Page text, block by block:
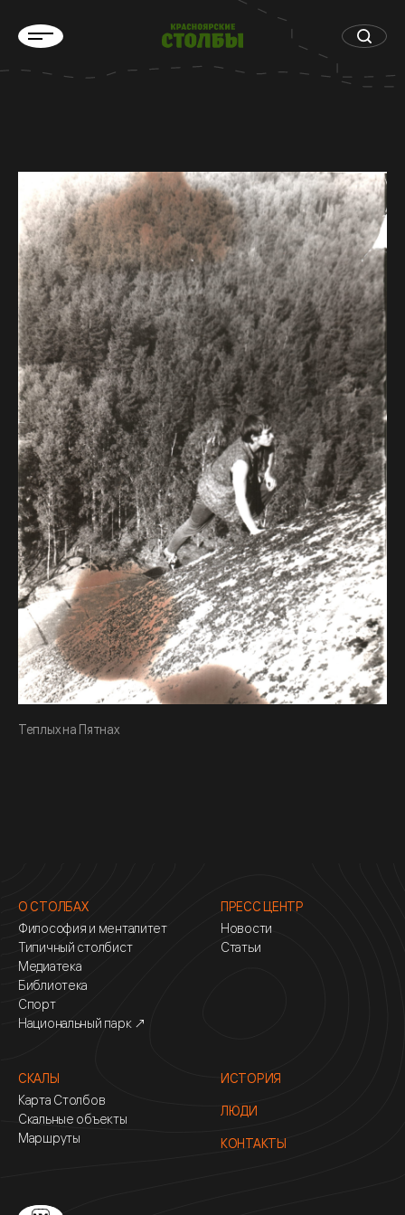
Теплых на Пятнах
О СТОЛБАХ
Философия и менталитет
Типичный столбист
Медиатека
Библиотека
Спорт
Национальный парк ↗
ПРЕСС ЦЕНТР
Новости
Статьи
СКАЛЫ
Карта Столбов
Скальные объекты
Маршруты
ИСТОРИЯ
ЛЮДИ
КОНТАКТЫ